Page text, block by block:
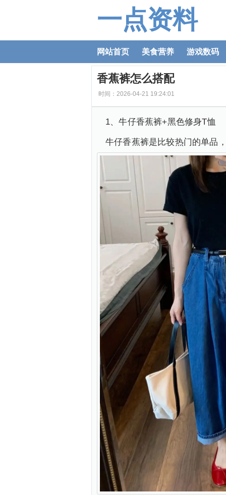
一点资料
网站首页 美食营养 游戏数码
香蕉裤怎么搭配
时间：2026-04-21 19:24:01
1、牛仔香蕉裤+黑色修身T恤
牛仔香蕉裤是比较热门的单品